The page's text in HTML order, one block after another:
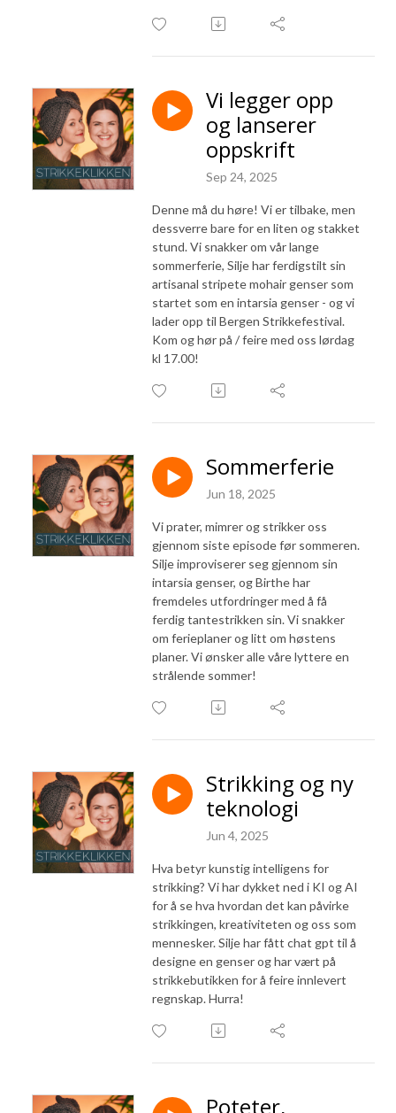
Vi legger opp
og lanserer
oppskrift
Sep 24, 2025
Denne må du høre! Vi er tilbake, men
dessverre bare for en liten og stakket
stund. Vi snakker om vår lange
sommerferie, Silje har ferdigstilt sin
artisanal stripete mohair genser som
startet som en intarsia genser - og vi
lader opp til Bergen Strikkefestival.
Kom og hør på / feire med oss lørdag
kl 17.00!
Sommerferie
Jun 18, 2025
Vi prater, mimrer og strikker oss
gjennom siste episode før sommeren.
Silje improviserer seg gjennom sin
intarsia genser, og Birthe har
fremdeles utfordringer med å få
ferdig tantestrikken sin. Vi snakker
om ferieplaner og litt om høstens
planer. Vi ønsker alle våre lyttere en
strålende sommer!
Strikking og ny
teknologi
Jun 4, 2025
Hva betyr kunstig intelligens for
strikking? Vi har dykket ned i KI og AI
for å se hva hvordan det kan påvirke
strikkingen, kreativiteten og oss som
mennesker. Silje har fått chat gpt til å
designe en genser og har vært på
strikkebutikken for å feire innlevert
regnskap. Hurra!
Poteter,